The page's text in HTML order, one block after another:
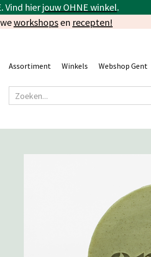
Vind hierjouw OHNE winkel.
workshops en recepten!
Assortiment Winkels Webshop Gent